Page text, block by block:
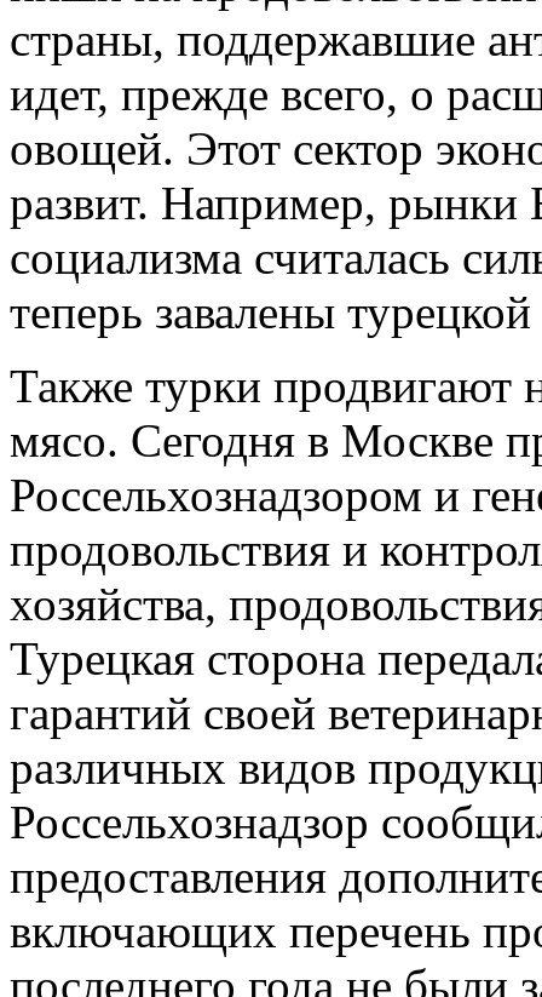
страны, поддержавшие
идет, прежде всего, о
овощей. Этот сектор
развит. Например, рынки
социализма считалась
теперь завалены
Также турки продвигают
мясо. Сегодня в Москве
Россельхознадзором и
продовольствия и
хозяйства,
Турецкая сторона
гарантий своей
различных видов
Россельхознадзор
предоставления
включающих перечень
последнего года не были